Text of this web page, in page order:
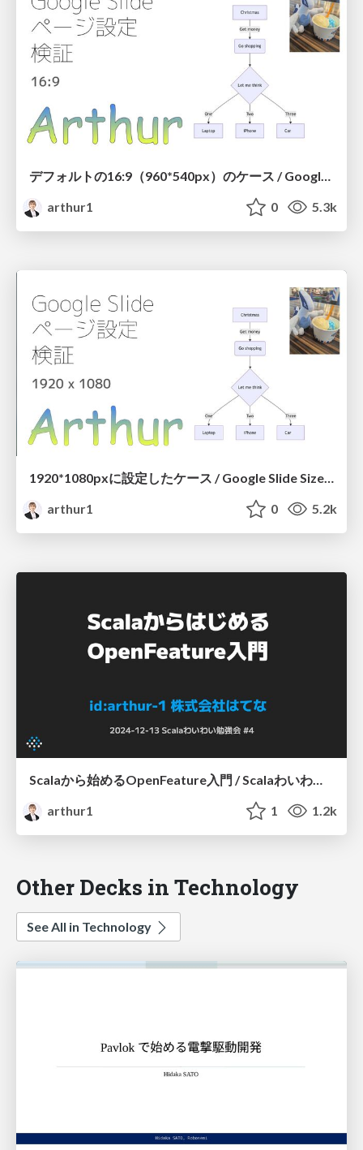
arthur1
0 5.3k
1920*1080pxに設定したケース / Google Slide Size Test
arthur1
0 5.2k
Scalaから始めるOpenFeature入門 / Scalaわいわい勉強会 #4
arthur1
1 1.2k
Other Decks in Technology
See All in Technology